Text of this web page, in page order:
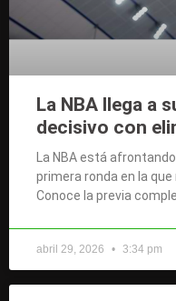
La NBA llega a
decisivo con
La NBA está
primera ronda en la
Conoce la previa
abril 29, 2026 3:34 pm